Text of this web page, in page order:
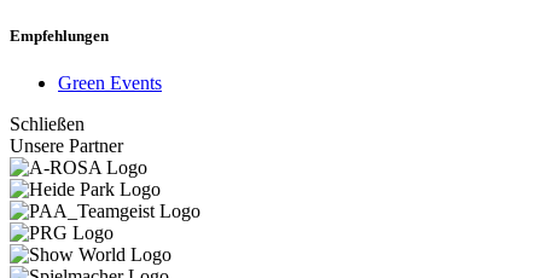
Empfehlungen
Green Events
Schließen
Unsere Partner